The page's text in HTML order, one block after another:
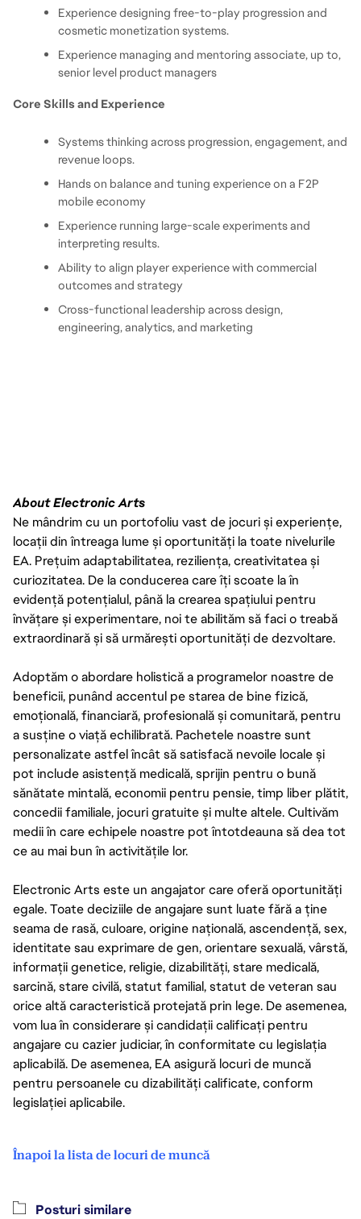
Experience designing free-to-play progression and
cosmetic monetization systems.
Experience managing and mentoring associate, up to,
senior level product managers
Core Skills and Experience
Systems thinking across progression, engagement, and
revenue loops.
Hands on balance and tuning experience on a F2P
mobile economy
Experience running large-scale experiments and
interpreting results.
Ability to align player experience with commercial
outcomes and strategy
Cross-functional leadership across design,
engineering, analytics, and marketing
About Electronic Arts
Ne mândrim cu un portofoliu vast de jocuri și experiențe,
locații din întreaga lume și oportunități la toate nivelurile
EA. Prețuim adaptabilitatea, reziliența, creativitatea și
curiozitatea. De la conducerea care îți scoate la în
evidență potențialul, până la crearea spațiului pentru
învățare și experimentare, noi te abilităm să faci o treabă
extraordinară și să urmărești oportunități de dezvoltare.
Adoptăm o abordare holistică a programelor noastre de
beneficii, punând accentul pe starea de bine fizică,
emoțională, financiară, profesională și comunitară, pentru
a susține o viață echilibrată. Pachetele noastre sunt
personalizate astfel încât să satisfacă nevoile locale și
pot include asistență medicală, sprijin pentru o bună
sănătate mintală, economii pentru pensie, timp liber plătit,
concedii familiale, jocuri gratuite și multe altele. Cultivăm
medii în care echipele noastre pot întotdeauna să dea tot
ce au mai bun în activitățile lor.
Electronic Arts este un angajator care oferă oportunități
egale. Toate deciziile de angajare sunt luate fără a ține
seama de rasă, culoare, origine națională, ascendență, sex,
identitate sau exprimare de gen, orientare sexuală, vârstă,
informații genetice, religie, dizabilități, stare medicală,
sarcină, stare civilă, statut familial, statut de veteran sau
orice altă caracteristică protejată prin lege. De asemenea,
vom lua în considerare și candidații calificați pentru
angajare cu cazier judiciar, în conformitate cu legislația
aplicabilă. De asemenea, EA asigură locuri de muncă
pentru persoanele cu dizabilități calificate, conform
legislației aplicabile.
Înapoi la lista de locuri de muncă
Posturi similare